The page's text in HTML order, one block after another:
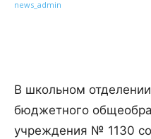
В школьном
бюджетного
учреждения № 1130